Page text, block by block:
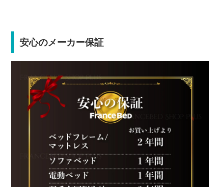
安心のメーカー保証